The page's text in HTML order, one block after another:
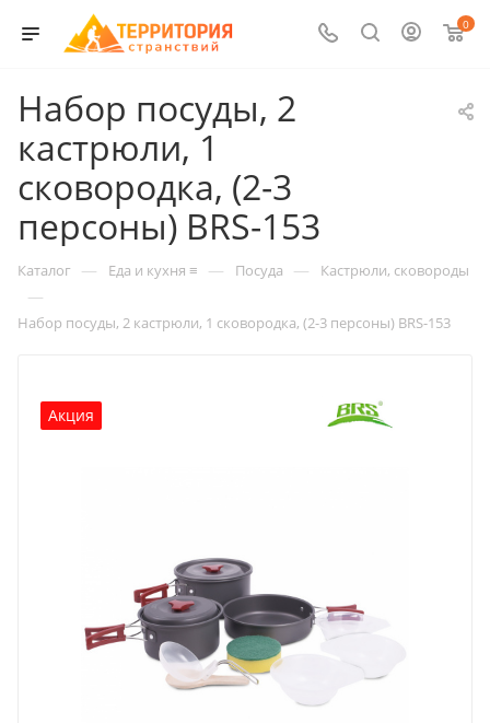
0
Набор посуды, 2
кастрюли, 1
сковородка, (2-3
персоны) BRS-153
Каталог — Еда и кухня ≡ — Посуда — Кастрюли, сковороды
—
Набор посуды, 2 кастрюли, 1 сковородка, (2-3 персоны) BRS-153
Акция